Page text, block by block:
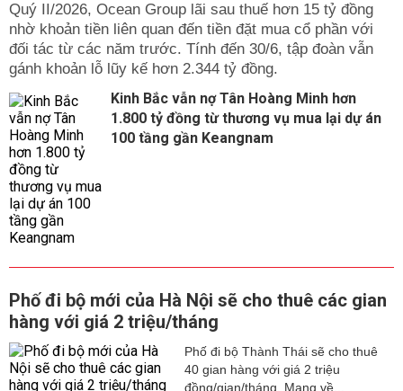
Quý II/2026, Ocean Group lãi sau thuế hơn 15 tỷ đồng
nhờ khoản tiền liên quan đến tiền đặt mua cổ phần với
đối tác từ các năm trước. Tính đến 30/6, tập đoàn vẫn
gánh khoản lỗ lũy kế hơn 2.344 tỷ đồng.
Kinh Bắc vẫn nợ Tân Hoàng Minh hơn
1.800 tỷ đồng từ thương vụ mua lại dự án
100 tầng gần Keangnam
Phố đi bộ mới của Hà Nội sẽ cho thuê các gian
hàng với giá 2 triệu/tháng
Phố đi bộ Thành Thái sẽ cho thuê
40 gian hàng với giá 2 triệu
đồng/gian/tháng. Mang về...